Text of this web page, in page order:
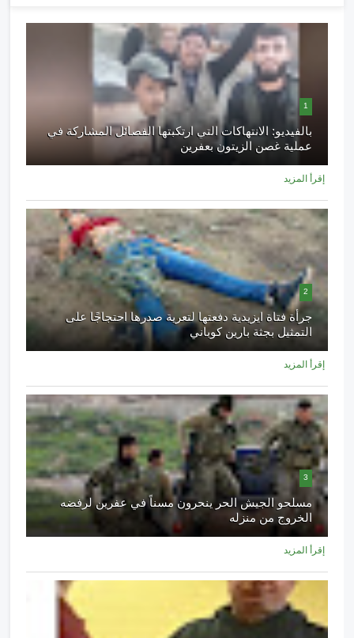
1
بالفيديو: الانتهاكات التي ارتكبتها الفصائل المشاركة في
عملية غصن الزيتون بعفرين
إقرأ المزيد
2
جرأة فتاة ايزيدية دفعتها لتعرية صدرها احتجاجًا على
التمثيل بجثة بارين كوباني
إقرأ المزيد
3
مسلحو الجيش الحر ينحرون مسناً في عفرين لرفضه
الخروج من منزله
إقرأ المزيد